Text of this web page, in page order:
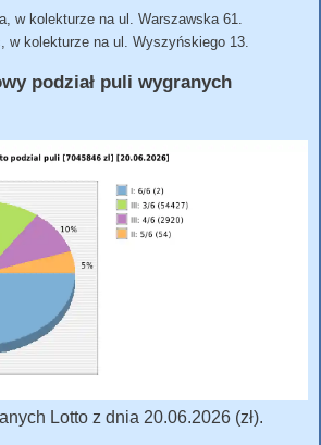
w kolekturze na ul. Warszawska 61.
w kolekturze na ul. Wyszyńskiego 13.
podział puli wygranych
Lotto z dnia 20.06.2026 (zł).